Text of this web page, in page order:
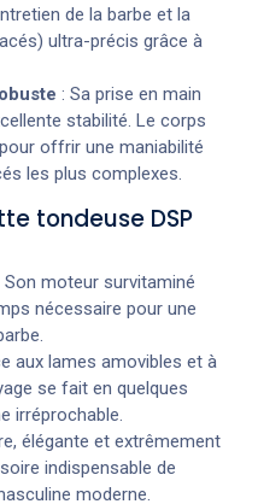
de la barbe et la
ultra-précis grâce à
: Sa prise en main
stabilité. Le corps
offrir une maniabilité
les plus complexes.
tondeuse DSP
Son moteur survitaminé
nécessaire pour une
aux lames amovibles et à
se fait en quelques
irréprochable.
élégante et extrêmement
indispensable de
moderne.